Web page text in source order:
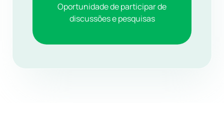
Oportunidade de participar de
discussões e pesquisas